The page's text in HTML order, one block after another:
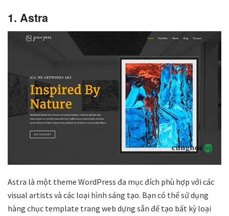
1. Astra
Astra là một theme WordPress đa mục đích phù hợp với các
visual artists và các loại hình sáng tạo. Bạn có thể sử dụng
hàng chục template trang web dựng sẵn để tạo bất kỳ loại